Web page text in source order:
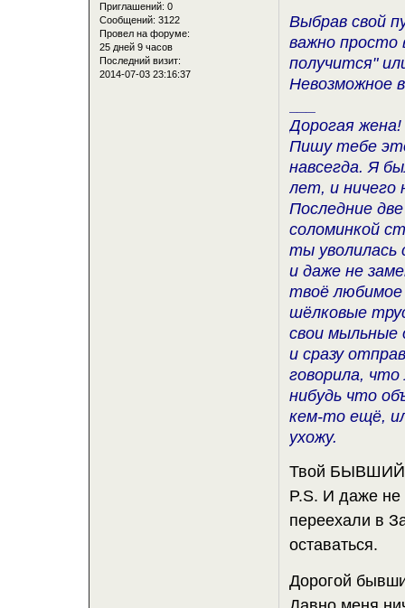
Приглашений: 0
Сообщений: 3122
Провел на форуме:
25 дней 9 часов
Последний визит:
2014-07-03 23:16:37
Выбрав свой
важно просто
получится"
Невозможное
Дорогая жена!
Пишу тебе
навсегда. Я
лет, и ничего
Последние
соломинкой
ты
и даже не
твоё любимое
шёлковые
свои мыльные
и сразу
говорила,
нибудь что
кем-то ещё,
ухожу.
Твой
P.S. И даже не
переехали в
оставаться.
Дорогой